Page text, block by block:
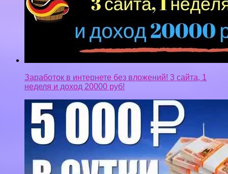
Заработок в интернете без вложений! 3 сайта, 1
неделя и доход 20000 руб!